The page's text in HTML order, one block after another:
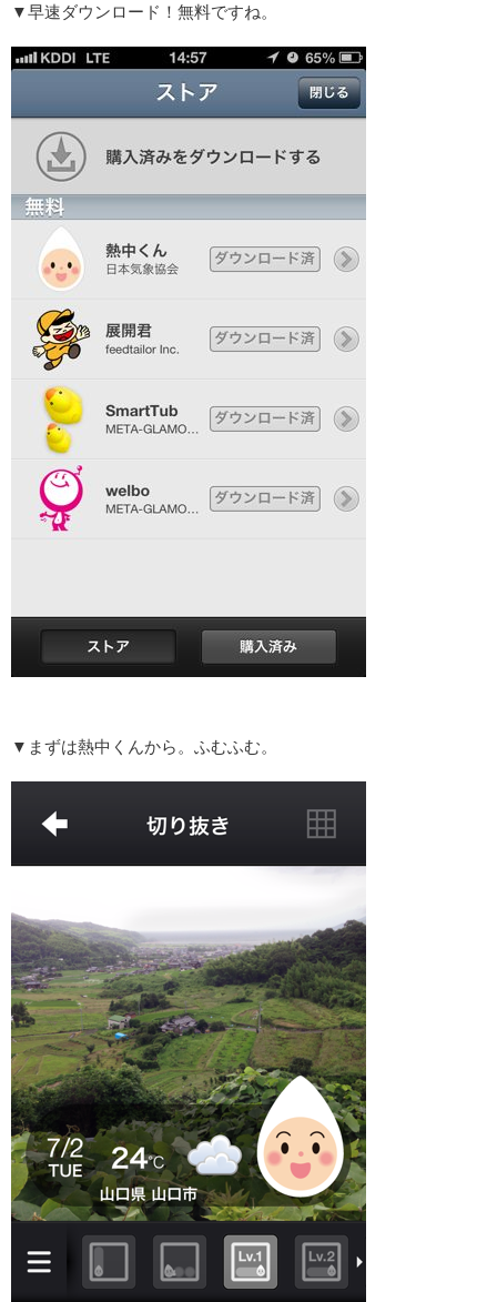
▼早速ダウンロード！無料ですね。
▼まずは熱中くんから。ふむふむ。